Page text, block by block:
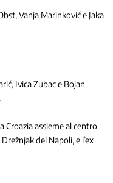
Vanja Marinković e Jaka
Ivica Zubac e Bojan
Croazia assieme al centro
del Napoli, e l’ex